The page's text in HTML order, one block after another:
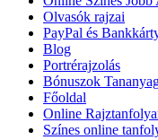
Olvasók rajzai
PayPal és
Blog
Portrérajzolás
Bónuszok
Főoldal
Online
Színes online